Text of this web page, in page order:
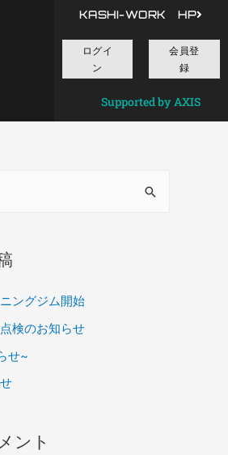
KASHI-WORK HP
ログイ
ン
会員登
録
Supported by AXIS
ングジム開始
検のお知らせ
せ~
ント